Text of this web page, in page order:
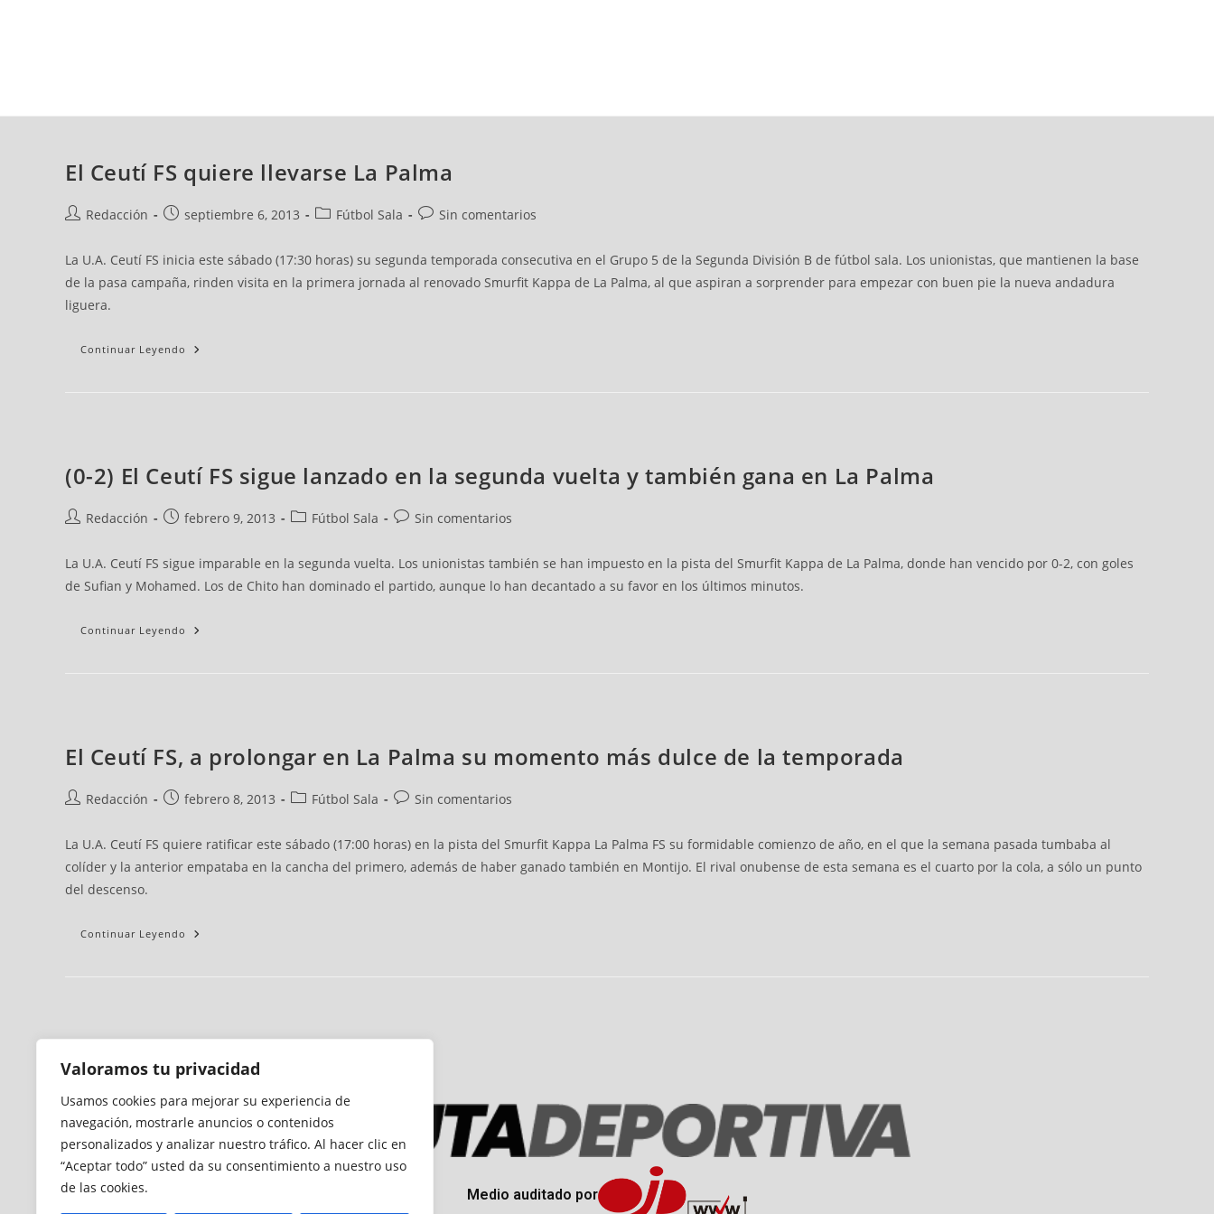
Valoramos tu privacidad
Usamos cookies para mejorar su experiencia de
navegación, mostrarle anuncios o contenidos
personalizados y analizar nuestro tráfico. Al hacer clic en
“Aceptar todo” usted da su consentimiento a nuestro uso
de las cookies.
El Ceutí FS quiere llevarse La Palma
Redacción septiembre 6, 2013 Fútbol Sala Sin comentarios
La U.A. Ceutí FS inicia este sábado (17:30 horas) su segunda temporada consecutiva en el Grupo 5 de la Segunda División B de fútbol sala. Los unionistas, que mantienen la base
de la pasa campaña, rinden visita en la primera jornada al renovado Smurfit Kappa de La Palma, al que aspiran a sorprender para empezar con buen pie la nueva andadura
liguera.
Continuar Leyendo
(0-2) El Ceutí FS sigue lanzado en la segunda vuelta y también gana en La Palma
Redacción febrero 9, 2013 Fútbol Sala Sin comentarios
La U.A. Ceutí FS sigue imparable en la segunda vuelta. Los unionistas también se han impuesto en la pista del Smurfit Kappa de La Palma, donde han vencido por 0-2, con goles
de Sufian y Mohamed. Los de Chito han dominado el partido, aunque lo han decantado a su favor en los últimos minutos.
Continuar Leyendo
El Ceutí FS, a prolongar en La Palma su momento más dulce de la temporada
Redacción febrero 8, 2013 Fútbol Sala Sin comentarios
La U.A. Ceutí FS quiere ratificar este sábado (17:00 horas) en la pista del Smurfit Kappa La Palma FS su formidable comienzo de año, en el que la semana pasada tumbaba al
colíder y la anterior empataba en la cancha del primero, además de haber ganado también en Montijo. El rival onubense de esta semana es el cuarto por la cola, a sólo un punto
del descenso.
Continuar Leyendo
Medio auditado por